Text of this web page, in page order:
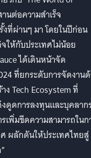
นต่อความสำเร็จ
งที่ผ่านๆ มา โดยในปีก่อน
ให้กับประเทศไม่น้อย
ได้เดินหน้าจัด
ที่ยกระดับการจัดงาน
Tech Ecosystem ที่
ดูดการลงทุนและบุคลาก
เพิ่มขีดความสามารถในก
ผลักดันให้ประเทศไทยสู่